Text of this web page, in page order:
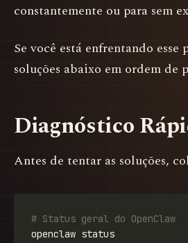
constantemente ou para sem
Se você está enfrentando esse
soluções abaixo em ordem de
Diagnóstico
Antes de tentar as soluções,
# Status geral do OpenClaw